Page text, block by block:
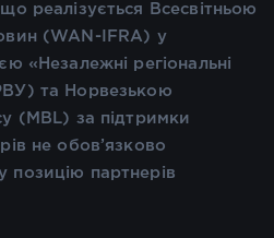
реалізується Всесвітньою
(WAN-IFRA) у
«Незалежні регіональні
та Норвезькою
(MBL) за підтримки
не обов’язково
позицію партнерів